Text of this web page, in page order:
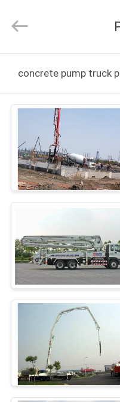
PRODUK
TENTANG
KAMI
TUR
KONTROL
KUALITAS
HUBUNGI
BERITA
PURPOSE
VEHICLE
Rights
concrete pump truck